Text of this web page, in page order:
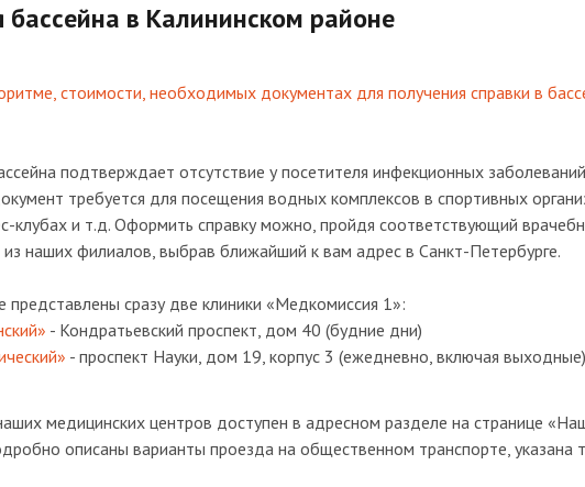
бассейна в Калининском районе
стоимости, необходимых документах для получения справки в
подтверждает отсутствие у посетителя инфекционных
требуется для посещения водных комплексов в спортивных
клубах и т.д. Оформить справку можно, пройдя соответствующий
наших филиалов, выбрав ближайший к вам адрес в Санкт-Петербурге.
представлены сразу две клиники «Медкомиссия 1»:
- Кондратьевский проспект, дом 40 (будние дни)
- проспект Науки, дом 19, корпус 3 (ежедневно, включая
медицинских центров доступен в адресном разделе на странице
описаны варианты проезда на общественном транспорте, указана